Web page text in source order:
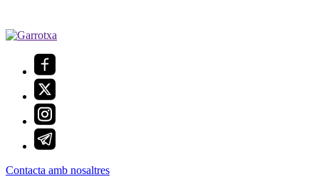
Contacta amb nosaltres